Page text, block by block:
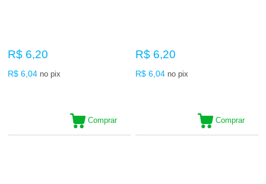
R$ 6,20
R$ 6,04 no pix
Comprar
R$ 6,20
R$ 6,04 no pix
Comprar